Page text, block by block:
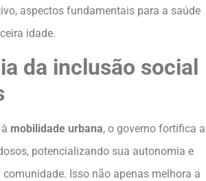
aspectos fundamentais para a saúde
idade.
da inclusão social
mobilidade urbana, o governo fortifica a
potencializando sua autonomia e
Isso não apenas melhora a